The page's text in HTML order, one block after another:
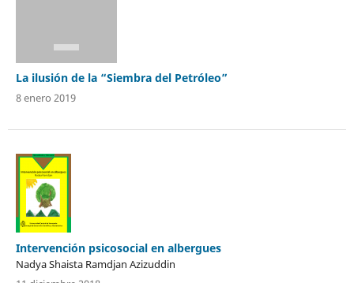
La ilusión de la “Siembra del Petróleo”
8 enero 2019
Intervención psicosocial en albergues
Nadya Shaista Ramdjan Azizuddin